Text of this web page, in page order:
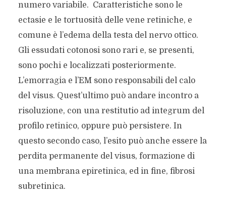
numero variabile. Caratteristiche sono le
ectasie e le tortuosità delle vene retiniche, e
comune è l’edema della testa del nervo ottico.
Gli essudati cotonosi sono rari e, se presenti,
sono pochi e localizzati posteriormente.
L’emorragia e l’EM sono responsabili del calo
del visus. Quest’ultimo può andare incontro a
risoluzione, con una restitutio ad integrum del
profilo retinico, oppure può persistere. In
questo secondo caso, l’esito può anche essere la
perdita permanente del visus, formazione di
una membrana epiretinica, ed in fine, fibrosi
subretinica.